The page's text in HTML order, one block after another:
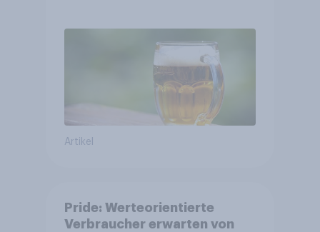
wächst um über 23 Prozent
Artikel
Pride: Werteorientierte
Verbraucher erwarten von